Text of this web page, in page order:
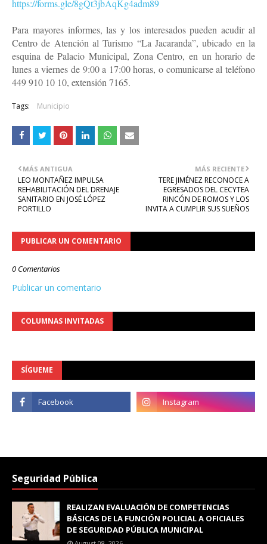
https://forms.gle/8gQt3jbAqKg4adm89
Para mayores informes, las y los interesados pueden acudir al
Centro de Atención al Turismo “La Jacaranda”, ubicado en la
esquina de Palacio Municipal, Zona Centro, en un horario de
lunes a viernes de 9:00 a 17:00 horas, o comunicarse al teléfono
449 910 10 10, extensión 7165.
Tags: Municipio
MÁS RECIENTE
TERE JIMÉNEZ RECONOCE A
EGRESADOS DEL CECYTEA
RINCÓN DE ROMOS Y LOS
INVITA A CUMPLIR SUS SUEÑOS
MÁS ANTIGUA
LEO MONTAÑEZ IMPULSA
REHABILITACIÓN DEL DRENAJE
SANITARIO EN JOSÉ LÓPEZ
PORTILLO
PUBLICAR UN COMENTARIO
0 Comentarios
Publicar un comentario
COLUMNAS INVITADAS
SÍGUEME
Seguridad Pública
REALIZAN EVALUACIÓN DE COMPETENCIAS
BÁSICAS DE LA FUNCIÓN POLICIAL A OFICIALES
DE SEGURIDAD PÚBLICA MUNICIPAL